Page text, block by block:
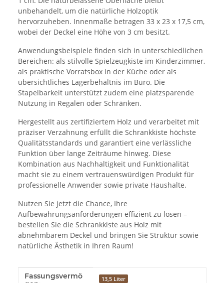
unbehandelt, um die natürliche Holzoptik
hervorzuheben. Innenmaße betragen 33 x 23 x 17,5 cm,
wobei der Deckel eine Höhe von 3 cm besitzt.
Anwendungsbeispiele finden sich in unterschiedlichen
Bereichen: als stilvolle Spielzeugkiste im Kinderzimmer,
als praktische Vorratsbox in der Küche oder als
übersichtliches Lagerbehältnis im Büro. Die
Stapelbarkeit unterstützt zudem eine platzsparende
Nutzung in Regalen oder Schränken.
Hergestellt aus zertifiziertem Holz und verarbeitet mit
präziser Verzahnung erfüllt die Schrankkiste höchste
Qualitätsstandards und garantiert eine verlässliche
Funktion über lange Zeiträume hinweg. Diese
Kombination aus Nachhaltigkeit und Funktionalität
macht sie zu einem vertrauenswürdigen Produkt für
professionelle Anwender sowie private Haushalte.
Nutzen Sie jetzt die Chance, Ihre
Aufbewahrungsanforderungen effizient zu lösen –
bestellen Sie die Schrankkiste aus Holz mit
abnehmbarem Deckel und bringen Sie Struktur sowie
natürliche Ästhetik in Ihren Raum!
Produkteigenschaft
Wert
Fassungsvermö
13,5 Liter